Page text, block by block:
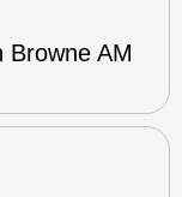
Browne AM